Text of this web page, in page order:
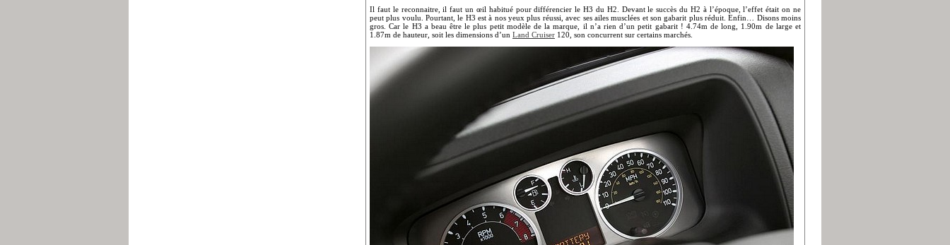
Il faut le reconnaitre, il faut un œil habitué pour différencier le H3 du H2. Devant le succès du H2 à l’époque, l’effet était on ne
peut plus voulu. Pourtant, le H3 est à nos yeux plus réussi, avec ses ailes musclées et son gabarit plus réduit. Enfin… Disons moins
gros. Car le H3 a beau être le plus petit modèle de la marque, il n’a rien d’un petit gabarit ! 4.74m de long, 1.90m de large et
1.87m de hauteur, soit les dimensions d’un Land Cruiser 120, son concurrent sur certains marchés.